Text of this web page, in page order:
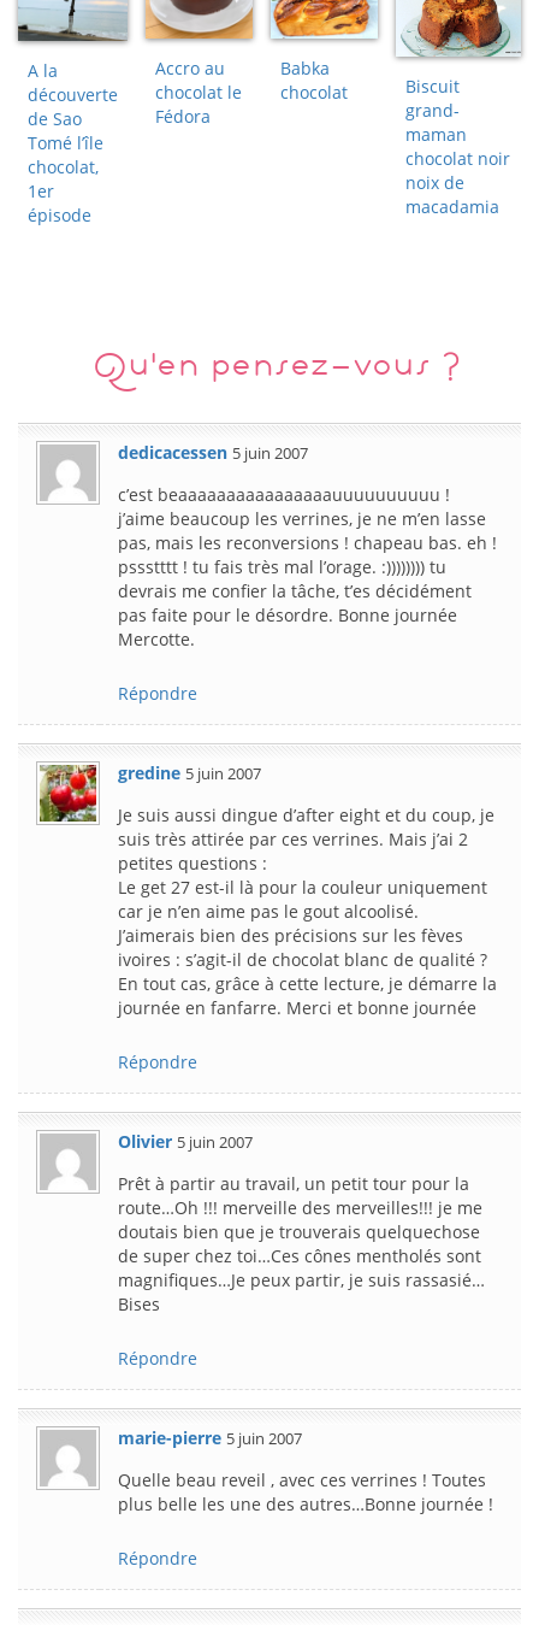
A la
découverte
de Sao
Tomé l’île
chocolat,
1er
épisode
Accro au
chocolat le
Fédora
Babka
chocolat
Biscuit
grand-
maman
chocolat noir
noix de
macadamia
Qu'en pensez-vous ?
dedicacessen 5 juin 2007
c’est beaaaaaaaaaaaaaaaauuuuuuuuuu !
j’aime beaucoup les verrines, je ne m’en lasse
pas, mais les reconversions ! chapeau bas. eh !
pssstttt ! tu fais très mal l’orage. :)))))))) tu
devrais me confier la tâche, t’es décidément
pas faite pour le désordre. Bonne journée
Mercotte.
Répondre
gredine 5 juin 2007
Je suis aussi dingue d’after eight et du coup, je
suis très attirée par ces verrines. Mais j’ai 2
petites questions :
Le get 27 est-il là pour la couleur uniquement
car je n’en aime pas le gout alcoolisé.
J’aimerais bien des précisions sur les fèves
ivoires : s’agit-il de chocolat blanc de qualité ?
En tout cas, grâce à cette lecture, je démarre la
journée en fanfarre. Merci et bonne journée
Répondre
Olivier 5 juin 2007
Prêt à partir au travail, un petit tour pour la
route…Oh !!! merveille des merveilles!!! je me
doutais bien que je trouverais quelquechose
de super chez toi…Ces cônes mentholés sont
magnifiques…Je peux partir, je suis rassasié…
Bises
Répondre
marie-pierre 5 juin 2007
Quelle beau reveil , avec ces verrines ! Toutes
plus belle les une des autres…Bonne journée !
Répondre